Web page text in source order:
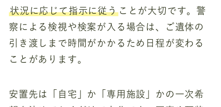
状況に応じて指示に従うことが大切です。警
察による検視や検案が入る場合は、ご遺体の
引き渡しまで時間がかかるため日程が変わる
ことがあります。
安置先は「自宅」か「専用施設」かの一次希